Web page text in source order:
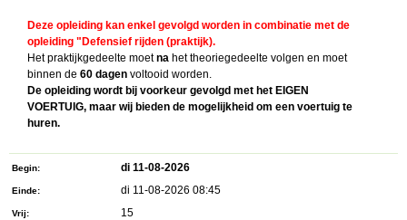
Deze opleiding kan enkel gevolgd worden in combinatie met de
opleiding "Defensief rijden (praktijk).
Het praktijkgedeelte moetna het theoriegedeelte volgen en moet
binnen de 60 dagen voltooid worden.
De opleiding wordt bij voorkeur gevolgd met het EIGEN
VOERTUIG, maar wij bieden de mogelijkheid om een voertuig te
huren.
Begin di 11-08-2026
Einde di 11-08-2026 08:45
Vrij 15